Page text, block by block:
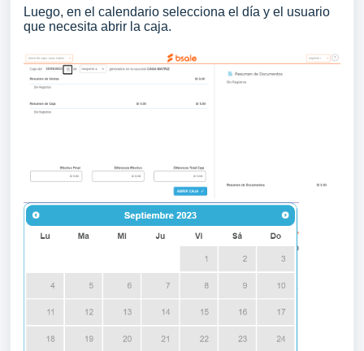
Luego, en el calendario selecciona el día y el usuario
que necesita abrir la caja.